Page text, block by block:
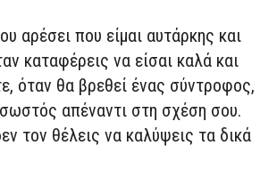
αρέσει που είμαι αυτάρκης και
καταφέρεις να είσαι καλά και
όταν θα βρεθεί ένας σύντροφος,
απέναντι στη σχέση σου.
τον θέλεις να καλύψεις τα δικά